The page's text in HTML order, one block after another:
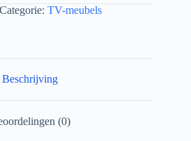
Categorie: TV-meubels
Beschrijving
(0)